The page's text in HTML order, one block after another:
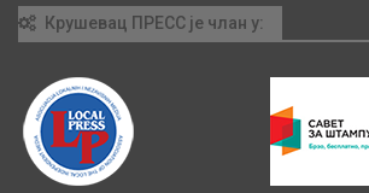
Крушевац ПРЕСС је члан у: